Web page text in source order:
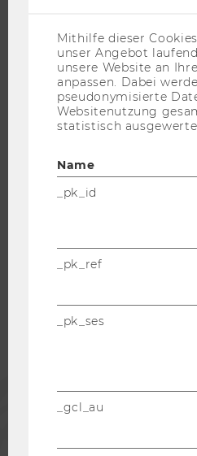
JOBPORTAL
RESEARCH CAREER
WELCOME SERVICES
JOBS MIT WU-STUDIUM
KARRIEREKONTAKTE AN DER
Mithilfe dieser
unser Angebot
unsere Website an
anpassen. Dabei
pseudonymisierte
Websitenutzung
statistisch
Name
_pk_id
_pk_ref
_pk_ses
_gcl_au